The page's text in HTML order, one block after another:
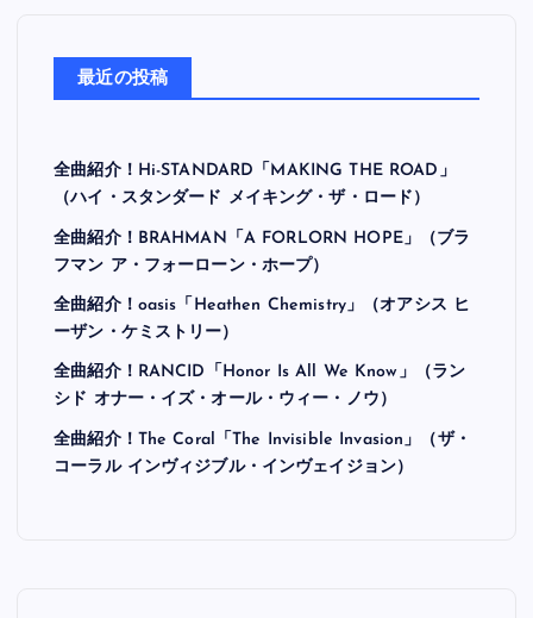
最近の投稿
全曲紹介！Hi-STANDARD「MAKING THE ROAD」
（ハイ・スタンダード メイキング・ザ・ロード）
全曲紹介！BRAHMAN「A FORLORN HOPE」（ブラ
フマン ア・フォーローン・ホープ）
全曲紹介！oasis「Heathen Chemistry」（オアシス ヒ
ーザン・ケミストリー）
全曲紹介！RANCID「Honor Is All We Know」（ラン
シド オナー・イズ・オール・ウィー・ノウ）
全曲紹介！The Coral「The Invisible Invasion」（ザ・
コーラル インヴィジブル・インヴェイジョン）